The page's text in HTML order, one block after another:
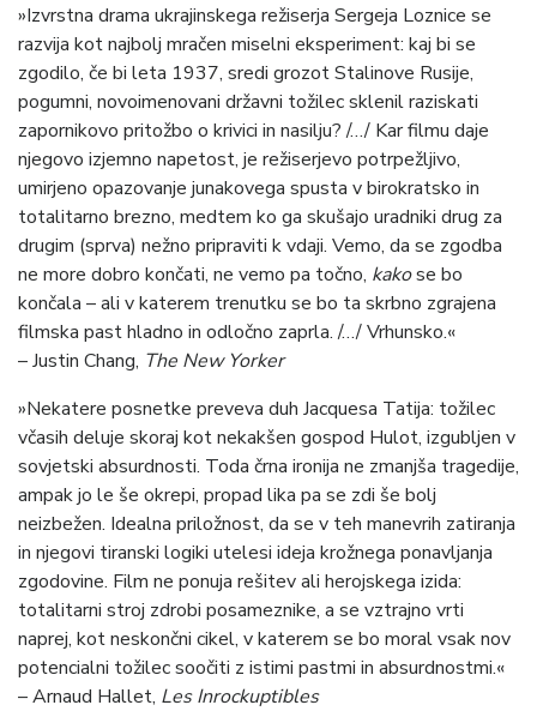
»Izvrstna drama ukrajinskega režiserja Sergeja Loznice se
razvija kot najbolj mračen miselni eksperiment: kaj bi se
zgodilo, če bi leta 1937, sredi grozot Stalinove Rusije,
pogumni, novoimenovani državni tožilec sklenil raziskati
zapornikovo pritožbo o krivici in nasilju? /…/ Kar filmu daje
njegovo izjemno napetost, je režiserjevo potrpežljivo,
umirjeno opazovanje junakovega spusta v birokratsko in
totalitarno brezno, medtem ko ga skušajo uradniki drug za
drugim (sprva) nežno pripraviti k vdaji. Vemo, da se zgodba
ne more dobro končati, ne vemo pa točno, kakose bo
končala – ali v katerem trenutku se bo ta skrbno zgrajena
filmska past hladno in odločno zaprla. /…/ Vrhunsko.«
– Justin Chang, The New Yorker
»Nekatere posnetke preveva duh Jacquesa Tatija: tožilec
včasih deluje skoraj kot nekakšen gospod Hulot, izgubljen v
sovjetski absurdnosti. Toda črna ironija ne zmanjša tragedije,
ampak jo le še okrepi, propad lika pa se zdi še bolj
neizbežen. Idealna priložnost, da se v teh manevrih zatiranja
in njegovi tiranski logiki utelesi ideja krožnega ponavljanja
zgodovine. Film ne ponuja rešitev ali herojskega izida:
totalitarni stroj zdrobi posameznike, a se vztrajno vrti
naprej, kot neskončni cikel, v katerem se bo moral vsak nov
potencialni tožilec soočiti z istimi pastmi in absurdnostmi.«
– Arnaud Hallet, Les Inrockuptibles